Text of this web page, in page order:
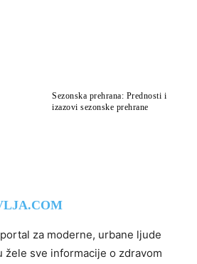
Sezonska prehrana: Prednosti i
izazovi sezonske prehrane
za moderne, urbane ljude
žele sve informacije o zdravom